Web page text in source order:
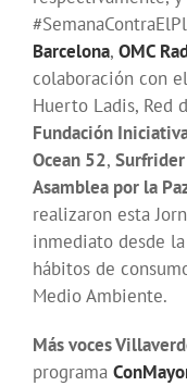
Barcelona, OMC
colaboración con
Huerto Ladis, Red
Fundación
Ocean 52, Surfrider
Asamblea por la
realizaron esta
inmediato desde
hábitos de
Medio Ambiente.
Más voces
programa